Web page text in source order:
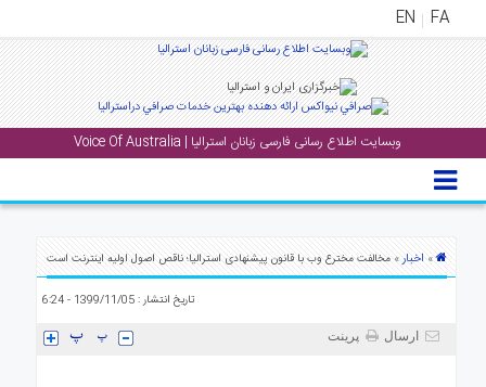
FA
EN
وبسایت اطلاع رسانی فارسی زبانان استرالیا | Voice Of Australia
منوی
اصلی
» اخبار» مخالفت مخترع وب با قانون پیشنهادی استرالیا؛ ناقص اصول اولیه اینترنت است
تاریخ انتشار : 1399/11/05 - 6:24
ارسال پرینت